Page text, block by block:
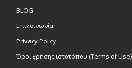
BLOG
Επικοινωνία
Privacy Policy
Όροι χρήσης ιστοτόπου (Terms of Use)